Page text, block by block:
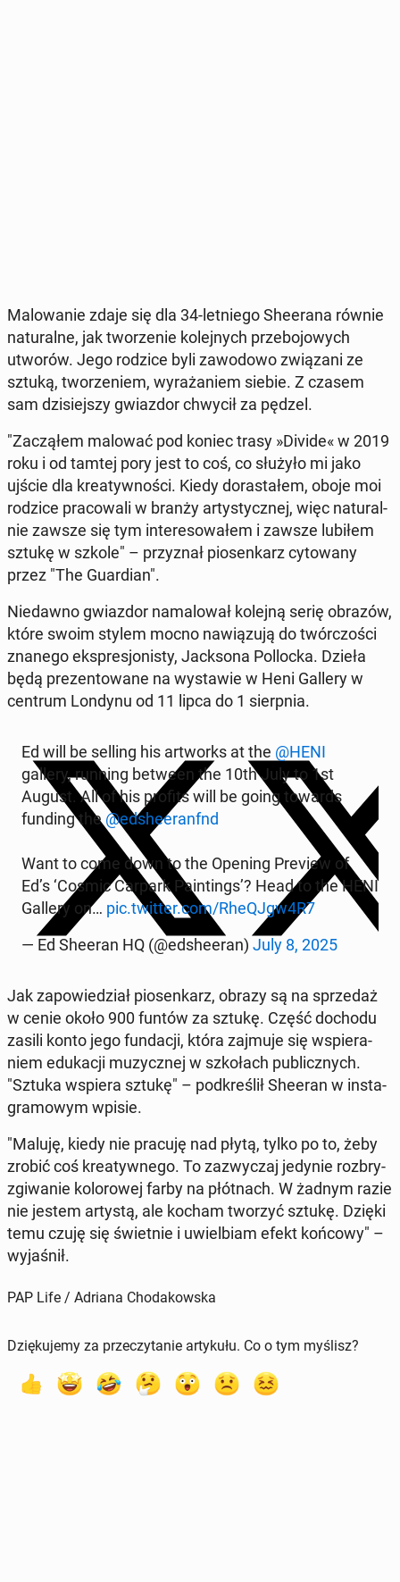
Ma­lo­wa­nie zdaje się dla 34-let­nie­go She­era­na równie
na­tu­ral­ne, jak two­rze­nie ko­lej­nych prze­bo­jo­wych
utworów. Jego rodzice byli za­wo­do­wo zwią­za­ni ze
sztuką, two­rze­niem, wy­ra­ża­niem siebie. Z czasem
sam dzi­siej­szy gwiaz­dor chwycił za pędzel.
"Za­czą­łem malować pod koniec trasy »Di­vi­de« w 2019
roku i od tamtej pory jest to coś, co służyło mi jako
ujście dla kre­atyw­no­ści. Kiedy do­ra­sta­łem, oboje moi
rodzice pra­co­wa­li w branży ar­ty­stycz­nej, więc na­tu­ral­
nie zawsze się tym in­te­re­so­wa­łem i zawsze lubiłem
sztukę w szkole" – przy­znał pio­sen­karz cy­to­wa­ny
przez "The Gu­ar­dian".
Nie­daw­no gwiaz­dor na­ma­lo­wał kolejną serię obrazów,
które swoim stylem mocno na­wią­zu­ją do twór­czo­ści
znanego eks­pre­sjo­ni­sty, Jack­so­na Pol­loc­ka. Dzieła
będą pre­zen­to­wa­ne na wy­sta­wie w Heni Gallery w
centrum Londynu od 11 lipca do 1 sierp­nia.
Ed will be selling his ar­tworks at the @HENI
gallery, running between the 10th July to 1st
August. All of his profits will be going towards
funding the@ed­she­eranfnd
Want to come down to the Opening Preview of
Ed’s ‘Cosmic Carpark Pa­in­tings’? Head to the HENI
Gallery on… pic.twitter.com/RheQJgw4R7
— Ed Sheeran HQ (@ed­she­eran) July 8, 2025
Jak za­po­wie­dział pio­sen­karz, obrazy są na sprze­daż
w cenie około 900 funtów za sztukę. Część dochodu
zasili konto jego fun­da­cji, która zajmuje się wspie­ra­
niem edu­ka­cji mu­zycz­nej w szko­łach pu­blicz­nych.
"Sztuka wspiera sztukę" – pod­kre­ślił Sheeran w in­sta­
gra­mo­wym wpisie.
"Maluję, kiedy nie pracuję nad płytą, tylko po to, żeby
zrobić coś kre­atyw­ne­go. To za­zwy­czaj jedynie roz­bry­
zgi­wa­nie ko­lo­ro­wej farby na płót­nach. W żadnym razie
nie jestem artystą, ale kocham tworzyć sztukę. Dzięki
temu czuję się świet­nie i uwiel­biam efekt końcowy" –
wy­ja­śnił.
PAP Life / Adriana Chodakowska
Dziękujemy za przeczytanie artykułu. Co o tym myślisz?